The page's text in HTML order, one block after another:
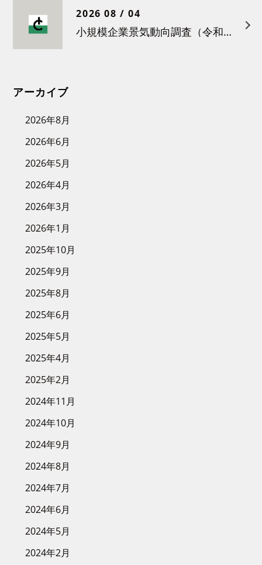
2026 08 / 04
小規模企業景気動向調査（令和８年３月）結果について
アーカイブ
2026年8月
2026年6月
2026年5月
2026年4月
2026年3月
2026年1月
2025年10月
2025年9月
2025年8月
2025年6月
2025年5月
2025年4月
2025年2月
2024年11月
2024年10月
2024年9月
2024年8月
2024年7月
2024年6月
2024年5月
2024年2月